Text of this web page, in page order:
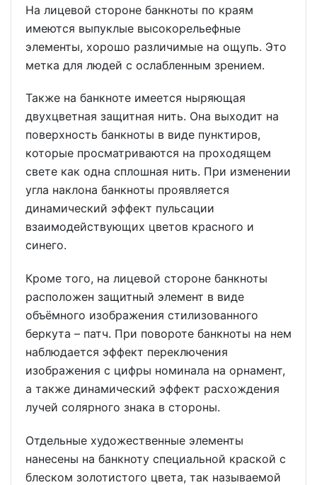
На лицевой стороне банкноты по краям
имеются выпуклые высокорельефные
элементы, хорошо различимые на ощупь. Это
метка для людей с ослабленным зрением.
Также на банкноте имеется ныряющая
двухцветная защитная нить. Она выходит на
поверхность банкноты в виде пунктиров,
которые просматриваются на проходящем
свете как одна сплошная нить. При изменении
угла наклона банкноты проявляется
динамический эффект пульсации
взаимодействующих цветов красного и
синего.
Кроме того, на лицевой стороне банкноты
расположен защитный элемент в виде
объёмного изображения стилизованного
беркута – патч. При повороте банкноты на нем
наблюдается эффект переключения
изображения с цифры номинала на орнамент,
а также динамический эффект расхождения
лучей солярного знака в стороны.
Отдельные художественные элементы
нанесены на банкноту специальной краской с
блеском золотистого цвета, так называемой